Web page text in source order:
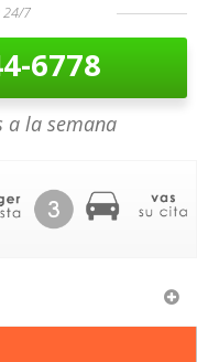
24/7
6778
a la semana